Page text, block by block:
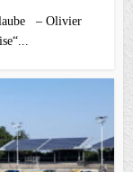
– Olivier